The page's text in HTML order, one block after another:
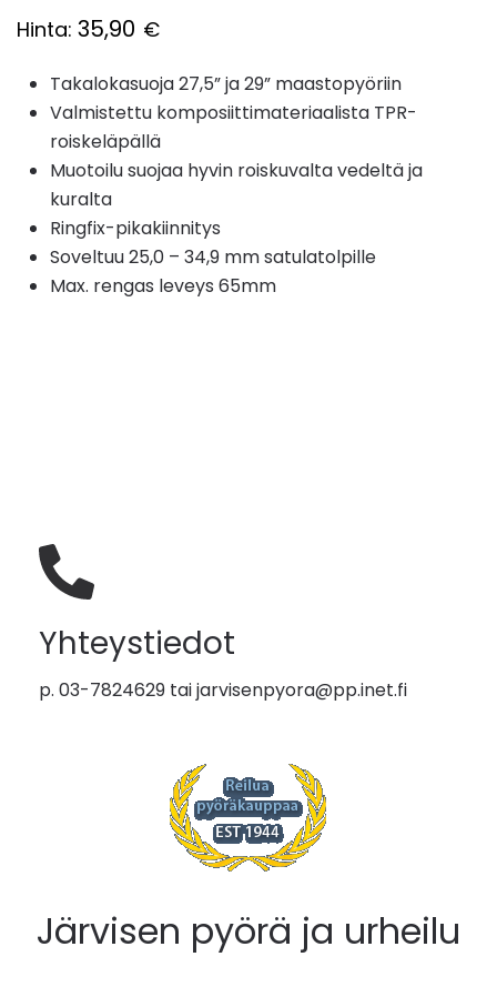
Hinta: 35,90 €
Takalokasuoja 27,5” ja 29” maastopyöriin
Valmistettu komposiittimateriaalista TPR-
roiskeläpällä
Muotoilu suojaa hyvin roiskuvalta vedeltä ja
kuralta
Ringfix-pikakiinnitys
Soveltuu 25,0 – 34,9 mm satulatolpille
Max. rengas leveys 65mm
Yhteystiedot
p. 03-7824629 taijarvisenpyora@pp.inet.fi
Järvisen pyörä ja urheilu